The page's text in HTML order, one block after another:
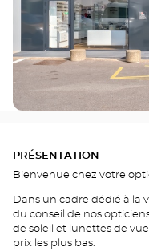
PRÉSENTATION
Bienvenue chez votre
Dans un cadre dédié à la
du conseil de nos
de soleil et lunettes de
prix les plus bas.